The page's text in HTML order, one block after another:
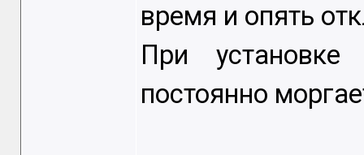
время и опять
При
постоянно